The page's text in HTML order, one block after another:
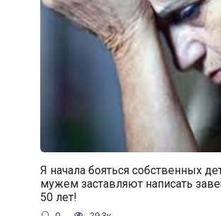
Я начала бояться собственных
мужем заставляют написать
50 лет!